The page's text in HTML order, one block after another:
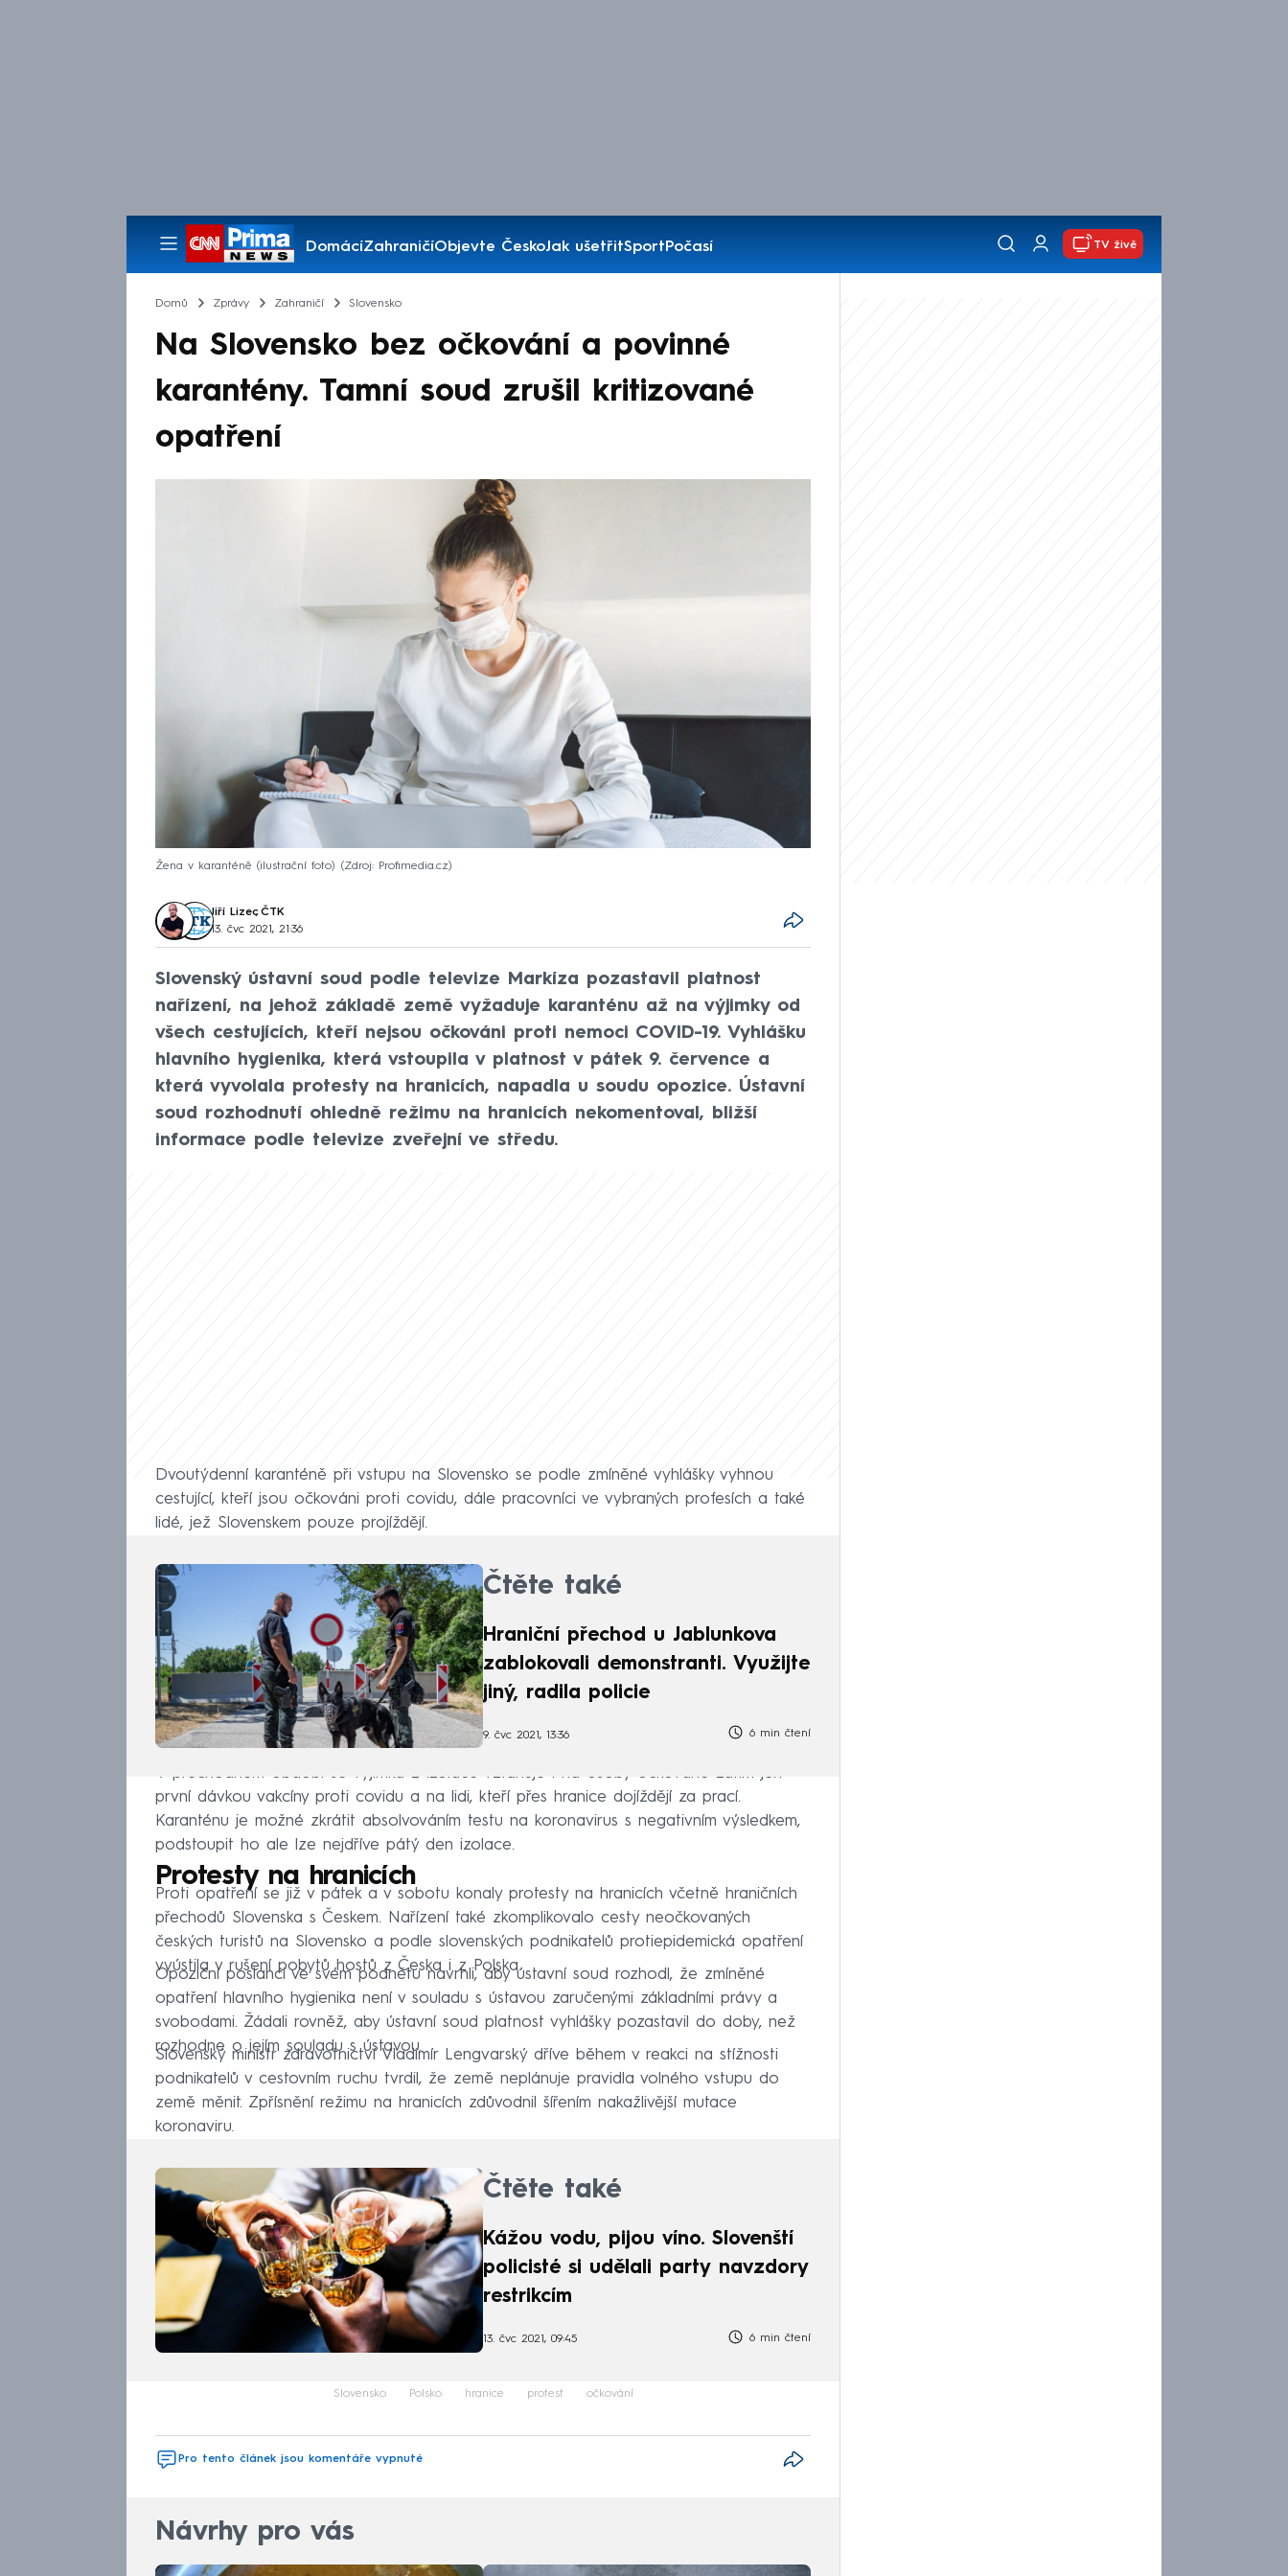
DomácíZahraničíObjevte ČeskoJak ušetřitSportPočasí
Pořady
TV živě
Domů Zprávy Zahraničí Slovensko
Na Slovensko bez očkování a povinné
karantény. Tamní soud zrušil kritizované
opatření
Žena v karanténě (ilustrační foto) Zdroj: Profimedia.cz
Jiří Lizec, ČTK
13. čvc 2021, 21:36
Slovenský ústavní soud podle televize Markíza pozastavil platnost
nařízení, na jehož základě země vyžaduje karanténu až na výjimky od
všech cestujících, kteří nejsou očkováni proti nemoci COVID-19. Vyhlášku
hlavního hygienika, která vstoupila v platnost v pátek 9. července a
která vyvolala protesty na hranicích, napadla u soudu opozice. Ústavní
soud rozhodnutí ohledně režimu na hranicích nekomentoval, bližší
informace podle televize zveřejní ve středu.
Dvoutýdenní karanténě při vstupu na Slovensko se podle zmíněné vyhlášky vyhnou
cestující, kteří jsou očkováni proti covidu, dále pracovníci ve vybraných profesích a také
lidé, jež Slovenskem pouze projíždějí.
Čtěte také
Hraniční přechod u Jablunkova
zablokovali demonstranti. Využijte
jiný, radila policie
9. čvc 2021, 13:36 6 min čtení
V přechodném období se výjimka z izolace vztahuje i na osoby očkované zatím jen
první dávkou vakcíny proti covidu a na lidi, kteří přes hranice dojíždějí za prací.
Karanténu je možné zkrátit absolvováním testu na koronavirus s negativním výsledkem,
podstoupit ho ale lze nejdříve pátý den izolace.
Protesty na hranicích
Proti opatření se již v pátek a v sobotu konaly protesty na hranicích včetně hraničních
přechodů Slovenska s Českem. Nařízení také zkomplikovalo cesty neočkovaných
českých turistů na Slovensko a podle slovenských podnikatelů protiepidemická opatření
vyústila v rušení pobytů hostů z Česka i z Polska.
Opoziční poslanci ve svém podnětu navrhli, aby ústavní soud rozhodl, že zmíněné
opatření hlavního hygienika není v souladu s ústavou zaručenými základními právy a
svobodami. Žádali rovněž, aby ústavní soud platnost vyhlášky pozastavil do doby, než
rozhodne o jejím souladu s ústavou.
Slovenský ministr zdravotnictví Vladimír Lengvarský dříve během v reakci na stížnosti
podnikatelů v cestovním ruchu tvrdil, že země neplánuje pravidla volného vstupu do
země měnit. Zpřísnění režimu na hranicích zdůvodnil šířením nakažlivější mutace
koronaviru.
Čtěte také
Kážou vodu, pijou víno. Slovenští
policisté si udělali party navzdory
restrikcím
13. čvc 2021, 09:45 6 min čtení
Slovensko Polsko hranice protest očkování
Pro tento článek jsou komentáře vypnuté
Návrhy pro vás